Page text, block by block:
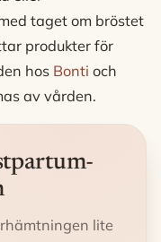
taget om bröstet
produkter för
hos Bonti och
av vården.
lite